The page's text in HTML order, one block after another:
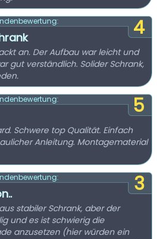
4
an. Der Aufbau war leicht und
gut verständlich. Solider Schrank,
5
Schwere top Qualität. Einfach
Anleitung. Montagematerial
3
stabiler Schrank, aber der
und es ist schwierig die
anzusetzen (hier würden ein